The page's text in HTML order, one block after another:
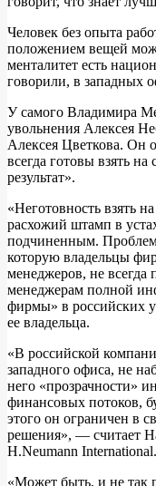
Человек без опыта
положением вещей
менталитет есть
говорили, в западных
У самого Владимира
увольнения Алексея
Алексея Цветкова. Он
всегда готовы взять на
результат».
«Неготовность взять
расхожий штамп в
подчиненным.
которую владельцы
менеджеров, не всегда
менеджерам полной
фирмы» в российских
ее владельца.
«В российской
западного офиса, не
него «прозрачности»
финансовых потоков,
этого он ограничен в
решения», — считает
H.Neumann International.
«Может быть, и не так